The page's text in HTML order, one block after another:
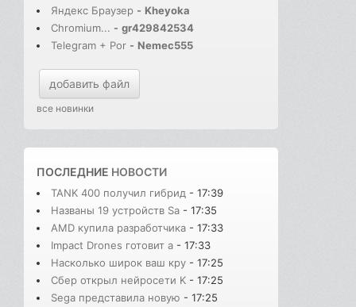
Яндекс Браузер - Kheyoka
Chromium... - gr429842534
Telegram + Por - Nemec555
добавить файл
все новинки
ПОСЛЕДНИЕ НОВОСТИ
TANK 400 получил гибрид - 17:39
Названы 19 устройств Sa - 17:35
AMD купила разработчика - 17:33
Impact Drones готовит а - 17:33
Насколько широк ваш кру - 17:25
Сбер открыл нейросети K - 17:25
Sega представила новую - 17:25